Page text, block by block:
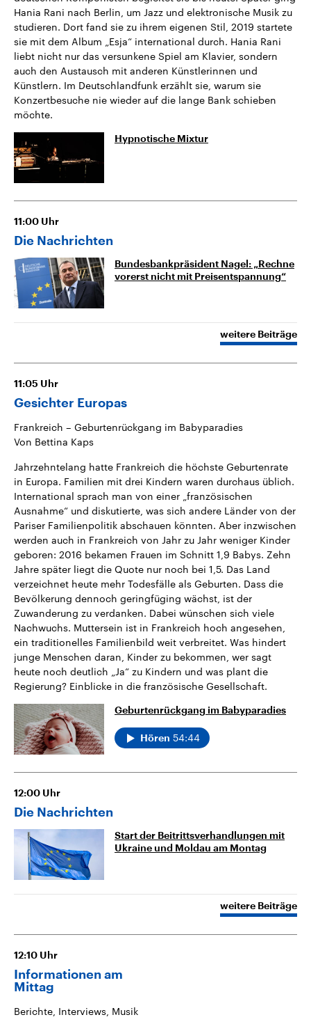
Hania Rani nach Berlin, um Jazz und elektronische Musik zu
studieren. Dort fand sie zu ihrem eigenen Stil, 2019 startete
sie mit dem Album „Esja“ international durch. Hania Rani
liebt nicht nur das versunkene Spiel am Klavier, sondern
auch den Austausch mit anderen Künstlerinnen und
Künstlern. Im Deutschlandfunk erzählt sie, warum sie
Konzertbesuche nie wieder auf die lange Bank schieben
möchte.
Hypnotische Mixtur
11:00 Uhr
Die Nachrichten
Bundesbankpräsident Nagel: „Rechne
vorerst nicht mit Preisentspannung“
weitere Beiträge
11:05 Uhr
Gesichter Europas
Frankreich – Geburtenrückgang im Babyparadies
Von Bettina Kaps
Jahrzehntelang hatte Frankreich die höchste Geburtenrate
in Europa. Familien mit drei Kindern waren durchaus üblich.
International sprach man von einer „französischen
Ausnahme“ und diskutierte, was sich andere Länder von der
Pariser Familienpolitik abschauen könnten. Aber inzwischen
werden auch in Frankreich von Jahr zu Jahr weniger Kinder
geboren: 2016 bekamen Frauen im Schnitt 1,9 Babys. Zehn
Jahre später liegt die Quote nur noch bei 1,5. Das Land
verzeichnet heute mehr Todesfälle als Geburten. Dass die
Bevölkerung dennoch geringfüging wächst, ist der
Zuwanderung zu verdanken. Dabei wünschen sich viele
Nachwuchs. Muttersein ist in Frankreich hoch angesehen,
ein traditionelles Familienbild weit verbreitet. Was hindert
junge Menschen daran, Kinder zu bekommen, wer sagt
heute noch deutlich „Ja“ zu Kindern und was plant die
Regierung? Einblicke in die französische Gesellschaft.
Geburtenrückgang im Babyparadies
Hören 54:44
12:00 Uhr
Die Nachrichten
Start der Beitrittsverhandlungen mit
Ukraine und Moldau am Montag
weitere Beiträge
12:10 Uhr
Informationen am
Mittag
Berichte, Interviews, Musik